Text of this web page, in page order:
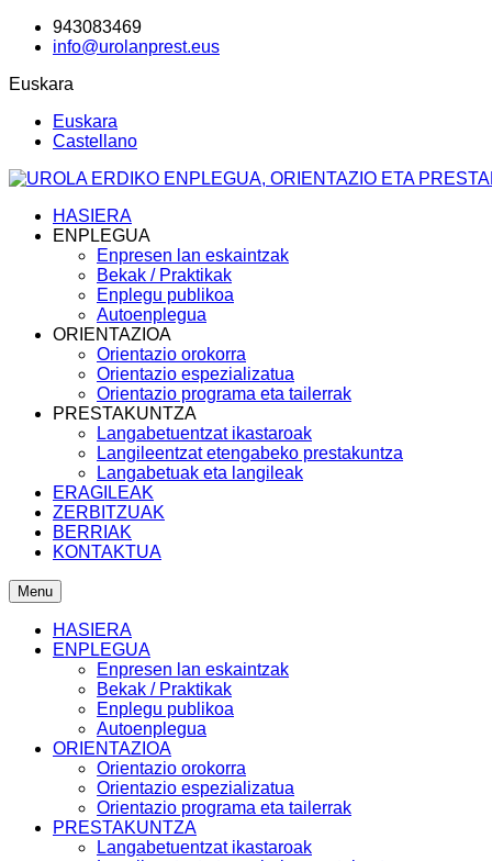
943083469
info@urolanprest.eus
Euskara
Euskara
Castellano
HASIERA
ENPLEGUA
Enpresen lan eskaintzak
Bekak / Praktikak
Enplegu publikoa
Autoenplegua
ORIENTAZIOA
Orientazio orokorra
Orientazio espezializatua
Orientazio programa eta tailerrak
PRESTAKUNTZA
Langabetuentzat ikastaroak
Langileentzat etengabeko prestakuntza
Langabetuak eta langileak
ERAGILEAK
ZERBITZUAK
BERRIAK
KONTAKTUA
Menu
HASIERA
ENPLEGUA
Enpresen lan eskaintzak
Bekak / Praktikak
Enplegu publikoa
Autoenplegua
ORIENTAZIOA
Orientazio orokorra
Orientazio espezializatua
Orientazio programa eta tailerrak
PRESTAKUNTZA
Langabetuentzat ikastaroak